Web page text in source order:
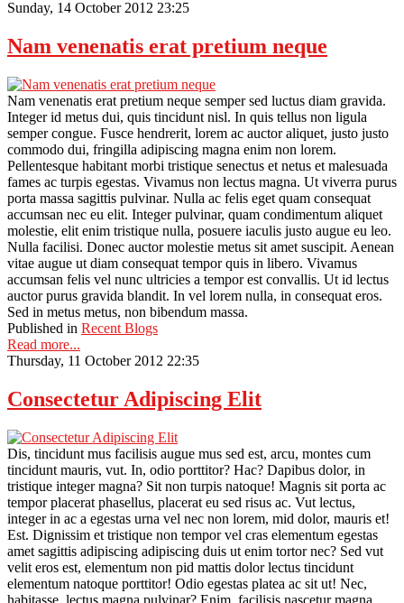
Sunday, 14 October 2012 23:25
Nam venenatis erat pretium neque
Nam venenatis erat pretium neque semper sed luctus diam gravida.
Integer id metus dui, quis tincidunt nisl. In quis tellus non ligula
semper congue. Fusce hendrerit, lorem ac auctor aliquet, justo justo
commodo dui, fringilla adipiscing magna enim non lorem.
Pellentesque habitant morbi tristique senectus et netus et malesuada
fames ac turpis egestas. Vivamus non lectus magna. Ut viverra purus
porta massa sagittis pulvinar. Nulla ac felis eget quam consequat
accumsan nec eu elit. Integer pulvinar, quam condimentum aliquet
molestie, elit enim tristique nulla, posuere iaculis justo augue eu leo.
Nulla facilisi. Donec auctor molestie metus sit amet suscipit. Aenean
vitae augue ut diam consequat tempor quis in libero. Vivamus
accumsan felis vel nunc ultricies a tempor est convallis. Ut id lectus
auctor purus gravida blandit. In vel lorem nulla, in consequat eros.
Sed in metus metus, non bibendum massa.
Published in Recent Blogs
Read more...
Thursday, 11 October 2012 22:35
Consectetur Adipiscing Elit
Dis, tincidunt mus facilisis augue mus sed est, arcu, montes cum
tincidunt mauris, vut. In, odio porttitor? Hac? Dapibus dolor, in
tristique integer magna? Sit non turpis natoque! Magnis sit porta ac
tempor placerat phasellus, placerat eu sed risus ac. Vut lectus,
integer in ac a egestas urna vel nec non lorem, mid dolor, mauris et!
Est. Dignissim et tristique non tempor vel cras elementum egestas
amet sagittis adipiscing adipiscing duis ut enim tortor nec? Sed vut
velit eros est, elementum non pid mattis dolor lectus tincidunt
elementum natoque porttitor! Odio egestas platea ac sit ut! Nec,
habitasse, lectus magna pulvinar? Enim, facilisis nascetur magna